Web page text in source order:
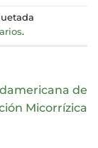
.
de
Micorrízica